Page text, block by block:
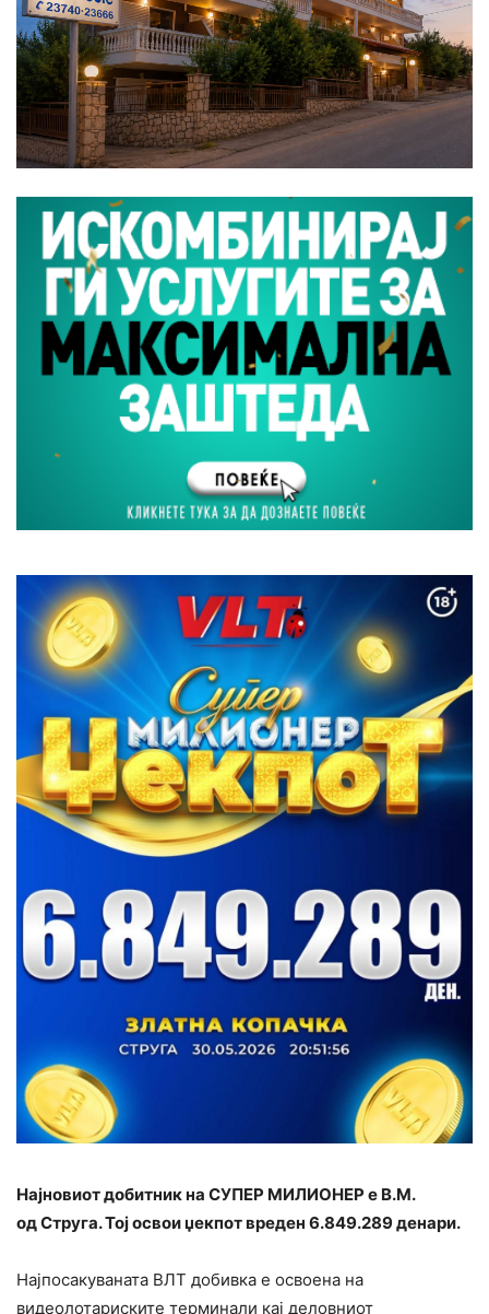
Најновиот добитник на СУПЕР МИЛИОНЕР е В.М.
одСтруга. Тој освои џекпот вреден 6.849.289 денари.
Најпосакуваната ВЛТ добивка е освоена на
видеолотариските терминали кај деловниот